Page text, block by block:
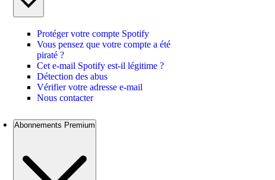
Protéger votre compte Spotify
Vous pensez que votre compte a été
piraté ?
Cet e-mail Spotify est-il légitime ?
Détection des abus
Vérifier votre adresse e-mail
Nous contacter
Abonnements Premium